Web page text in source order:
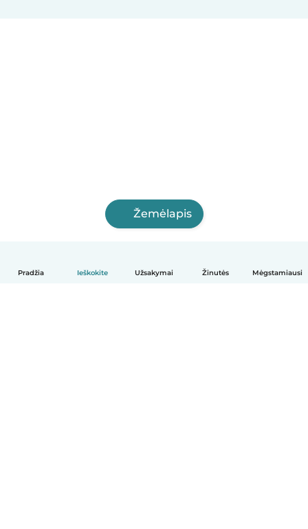
Pradžia Ieškokite Užsakymai Žinutės Mėgstamiausi
Žemėlapis